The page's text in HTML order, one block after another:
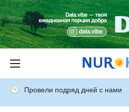
Провели подряд дней с нами